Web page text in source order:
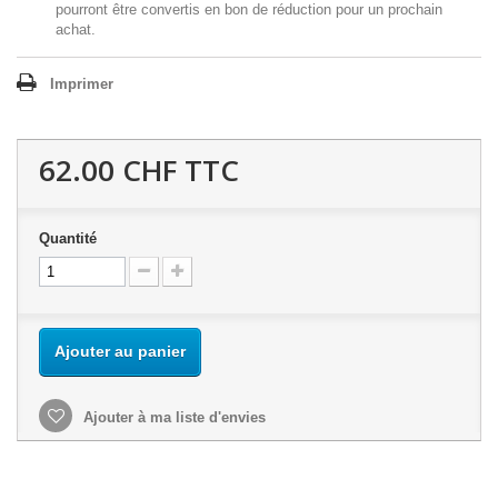
pourront être convertis en bon de réduction pour un prochain
achat.
Imprimer
62.00 CHF TTC
Quantité
Ajouter au panier
Ajouter à ma liste d'envies